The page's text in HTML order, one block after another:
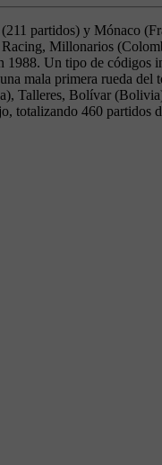
partidos) y Mónaco
Millonarios
Un tipo de
mala primera rueda
Talleres, Bolívar
totalizando 460